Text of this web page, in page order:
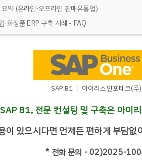
약 (온라인·오프라인 판매유통업)​
화장품 ERP 구축 사례 - FAQ
SAP B1 ❘ 아이리스인포테크(주)
B1, 전문 컨설팅 및 구축은 아이
이 있으시다면 언제든 편하게 부담없
* 전화 문의 - 02)2025-